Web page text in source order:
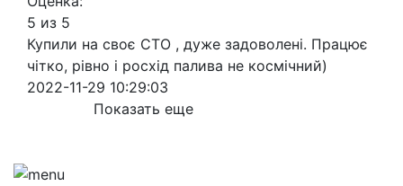
5 из 5
Купили на своє СТО , дуже задоволені. Працює
чітко, рівно і росхід палива не космічний)
2022-11-29 10:29:03
Показать еще